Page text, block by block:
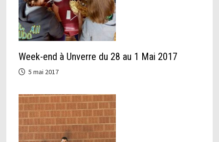
Week-end à Unverre du 28 au 1 Mai 2017
5 mai 2017